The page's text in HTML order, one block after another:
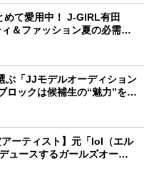
めて愛用中！ J-GIRL有田
＆ファッション夏の必需
ぶ「JJモデルオーディション
ロックは候補生の“魅力”を重
ります
アーティスト】元「lol（エル
ュースするガールズオーデ
31日（日）まで